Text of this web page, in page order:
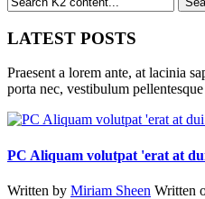
LATEST POSTS
Praesent a lorem ante, at lacinia
porta nec, vestibulum
PC Aliquam volutpat 'erat at
Written by Miriam Sheen Written